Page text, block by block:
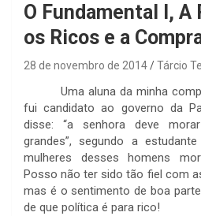
O Fundamental I,
os Ricos e a
28 de novembro de 2014 Tárcio
Uma aluna da minha
fui candidato ao governo da
disse: “a senhora deve
grandes”, segundo a
mulheres desses homens
Posso não ter sido tão fiel com
mas é o sentimento de boa
de que política é para rico!